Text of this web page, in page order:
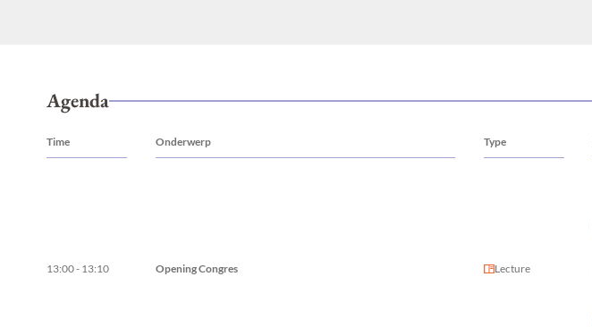
Agenda
Time Onderwerp Type
13:00 - 13:10 Opening Congres Lecture